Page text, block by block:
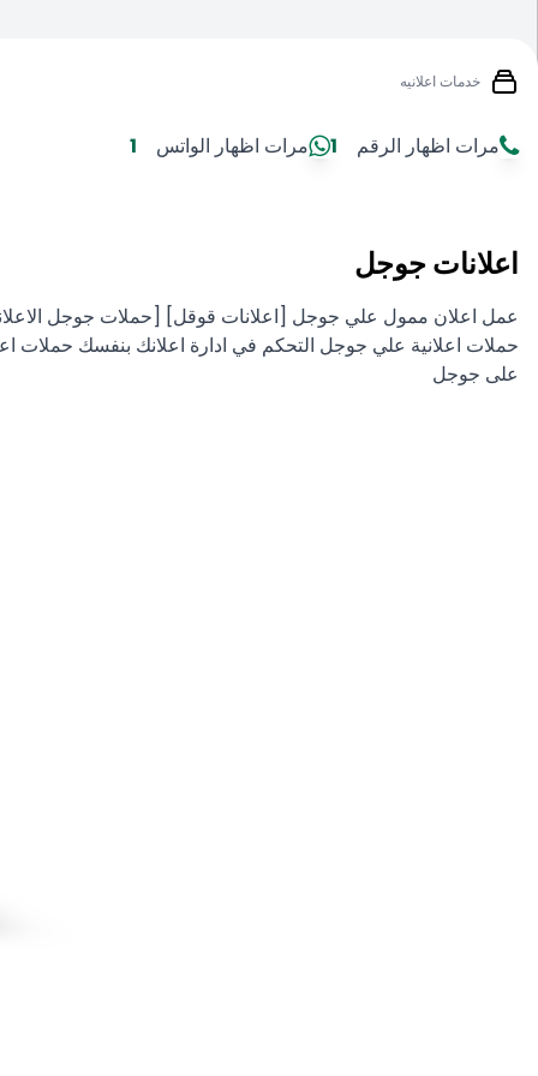
خدمات اعلانيه
مرات اظهار الرقم 1 مرات اظهار الواتس 1
اعلانات جوجل
عمل اعلان ممول علي جوجل [اعلانات قوقل] [حملات جوجل
حملات اعلانية علي جوجل التحكم في ادارة اعلانك بنفسك حملات
على جوجل